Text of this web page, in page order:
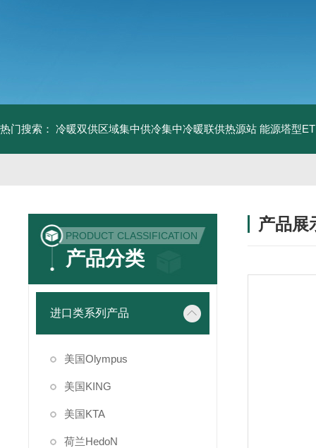
热门搜索： 冷暖双供区域集中供冷集中冷暖联供热源站 能源塔型
PRODUCT CLASSIFICATION
产品分类
进口类系列产品
美国Olympus
美国KING
美国KTA
荷兰HedoN
产品展